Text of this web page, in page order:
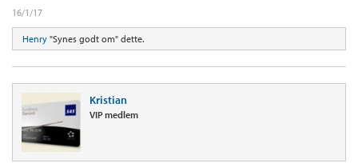
16/1/17
Henry "Synes godt om" dette.
Kristian
VIP medlem